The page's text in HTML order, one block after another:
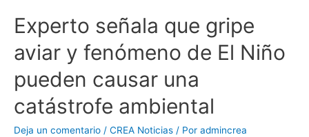
Experto señala que gripe
aviar y fenómeno de El Niño
pueden causar una
catástrofe ambiental
Deja un comentario / CREA Noticias / Por admincrea